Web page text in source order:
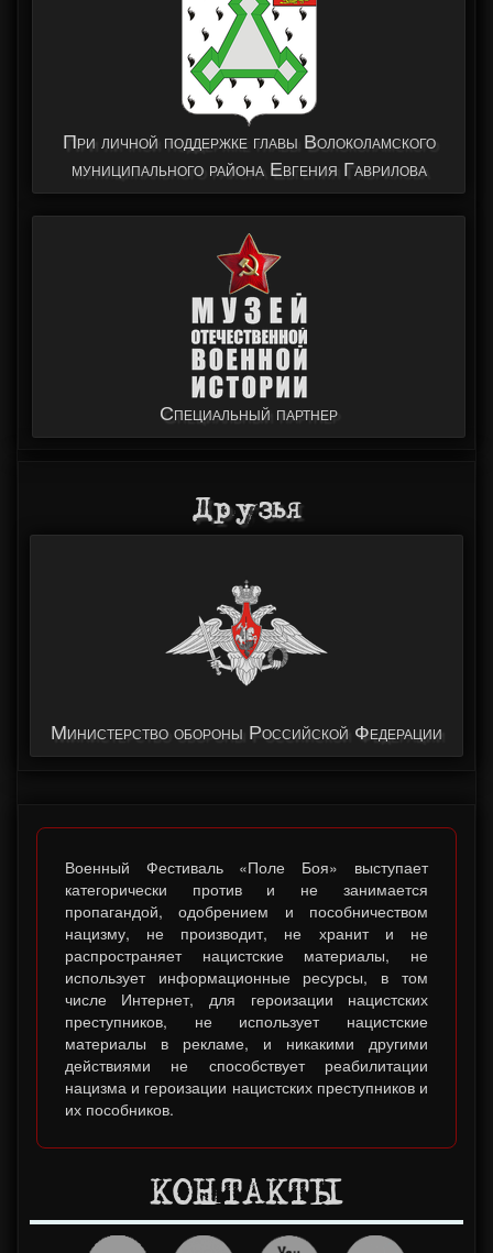
При личной поддержке главы Волоколамского
муниципального района Евгения Гаврилова
Специальный партнер
Друзья
Министерство обороны Российской Федерации
Международная федерация танкового биатлона
Военный Фестиваль «Поле Боя» выступает
категорически против и не занимается
пропагандой, одобрением и пособничеством
нацизму, не производит, не хранит и не
распространяет нацистские материалы, не
использует информационные ресурсы, в том
числе Интернет, для героизации нацистских
преступников, не использует нацистские
материалы в рекламе, и никакими другими
действиями не способствует реабилитации
нацизма и героизации нацистских преступников и
их пособников.
КОНТАКТЫ